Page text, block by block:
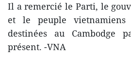
Il a remercié le Parti, le
et le peuple
destinées au Cambodge
présent. -VNA